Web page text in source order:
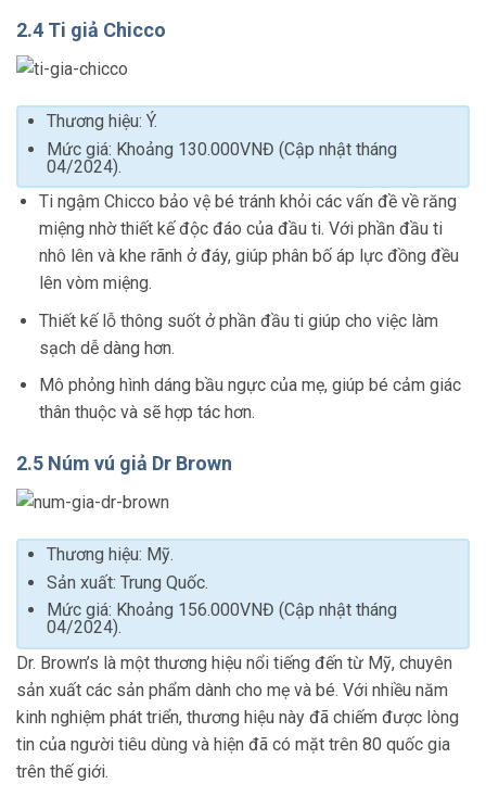
2.4 Ti giả Chicco
Thương hiệu: Ý.
Mức giá: Khoảng 130.000VNĐ (Cập nhật tháng
04/2024).
Ti ngậm Chicco bảo vệ bé tránh khỏi các vấn đề về răng
miệng nhờ thiết kế độc đáo của đầu ti. Với phần đầu ti
nhô lên và khe rãnh ở đáy, giúp phân bố áp lực đồng đều
lên vòm miệng.
Thiết kế lỗ thông suốt ở phần đầu ti giúp cho việc làm
sạch dễ dàng hơn.
Mô phỏng hình dáng bầu ngực của mẹ, giúp bé cảm giác
thân thuộc và sẽ hợp tác hơn.
2.5 Núm vú giả Dr Brown
Thương hiệu: Mỹ.
Sản xuất: Trung Quốc.
Mức giá: Khoảng 156.000VNĐ (Cập nhật tháng
04/2024).
Dr. Brown’s là một thương hiệu nổi tiếng đến từ Mỹ, chuyên
sản xuất các sản phẩm dành cho mẹ và bé. Với nhiều năm
kinh nghiệm phát triển, thương hiệu này đã chiếm được lòng
tin của người tiêu dùng và hiện đã có mặt trên 80 quốc gia
trên thế giới.